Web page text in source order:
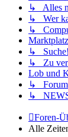
↳ Alles
↳ Wer
↳
Marktplatz
↳ Suche!
↳ Zu
Lob und
↳ Forum
↳
Foren-
Alle